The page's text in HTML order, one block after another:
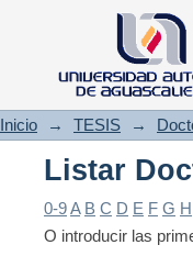
Listar
Inicio → TESIS →
Listar
0-9A B C D E F G H
O introducir las